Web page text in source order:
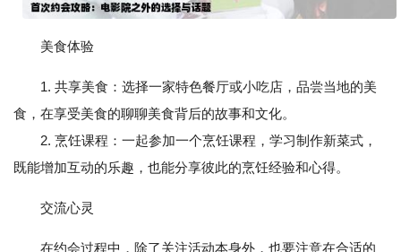
美食体验
1. 共享美食：选择一家特色餐厅或小吃店，品尝当地的美
食，在享受美食的聊聊美食背后的故事和文化。
2. 烹饪课程：一起参加一个烹饪课程，学习制作新菜式，
既能增加互动的乐趣，也能分享彼此的烹饪经验和心得。
交流心灵
在约会过程中，除了关注活动本身外，也要注意在合适的